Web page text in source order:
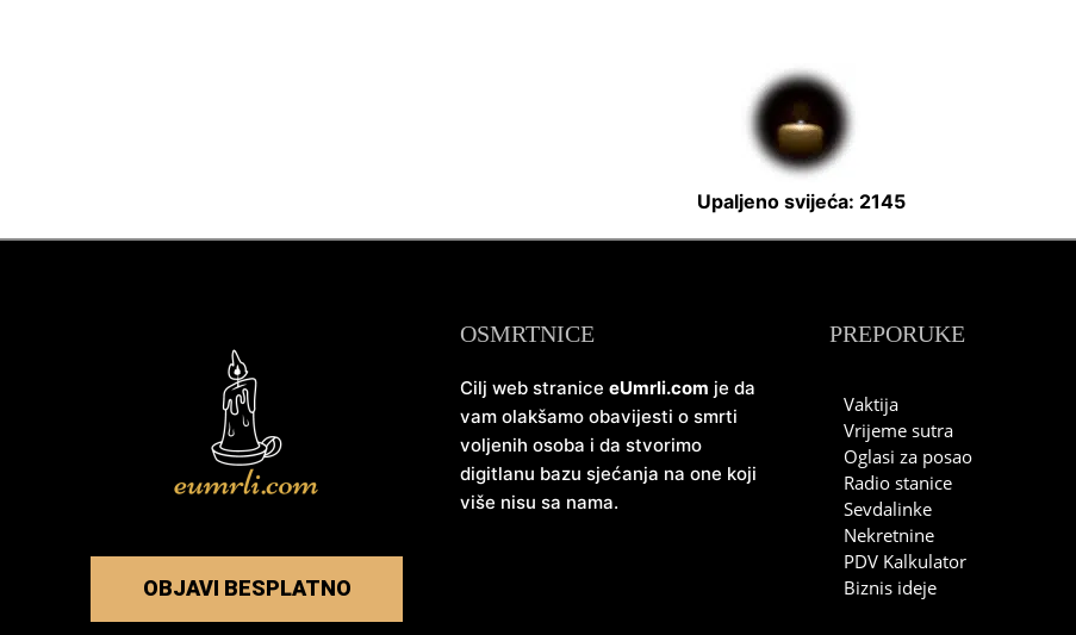
Upaljeno svijeća: 2145
OBJAVI BESPLATNO
OSMRTNICE
Cilj web stranice eUmrli.com je da
vam olakšamo obavijesti o smrti
voljenih osoba i da stvorimo
digitlanu bazu sjećanja na one koji
više nisu sa nama.
PREPORUKE
Vaktija
Vrijeme sutra
Oglasi za posao
Radio stanice
Sevdalinke
Nekretnine
PDV Kalkulator
Biznis ideje